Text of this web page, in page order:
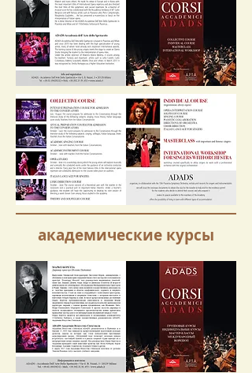
академические курсы